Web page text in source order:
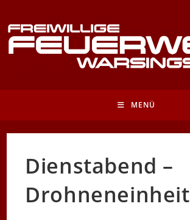
Inhalt
springen
MENÜ
Dienstabend –
Drohneneinheit